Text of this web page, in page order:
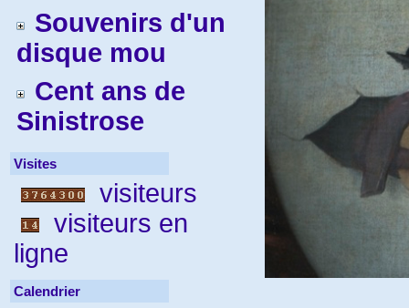
Souvenirs d'un
disque mou
Cent ans de
Sinistrose
Visites
visiteurs
visiteurs en
ligne
Calendrier